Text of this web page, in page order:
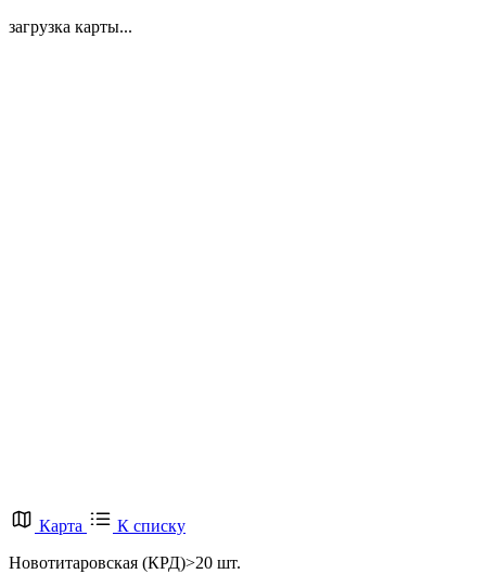
загрузка карты...
Карта
К списку
Новотитаровская (КРД)>20 шт.